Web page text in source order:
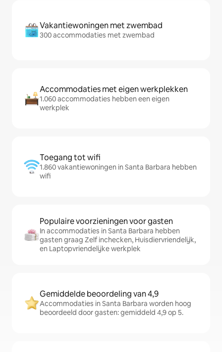
Vakantiewoningen met zwembad
300 accommodaties met zwembad
Accommodaties met eigen werkplekken
1.060 accommodaties hebben een eigen
werkplek
Toegang tot wifi
1.860 vakantiewoningen in Santa Barbara hebben
wifi
Populaire voorzieningen voor gasten
In accommodaties in Santa Barbara hebben
gasten graag Zelf inchecken, Huisdiervriendelijk,
en Laptopvriendelijke werkplek
Gemiddelde beoordeling van 4,9
Accommodaties in Santa Barbara worden hoog
beoordeeld door gasten: gemiddeld 4,9 op 5.